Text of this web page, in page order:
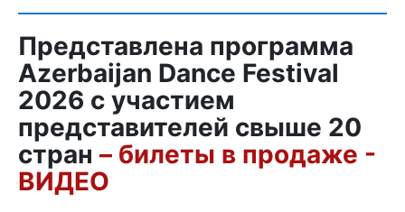
Представлена программа
Azerbaijan Dance Festival
2026 с участием
представителей свыше 20
стран – билеты в продаже -
ВИДЕО